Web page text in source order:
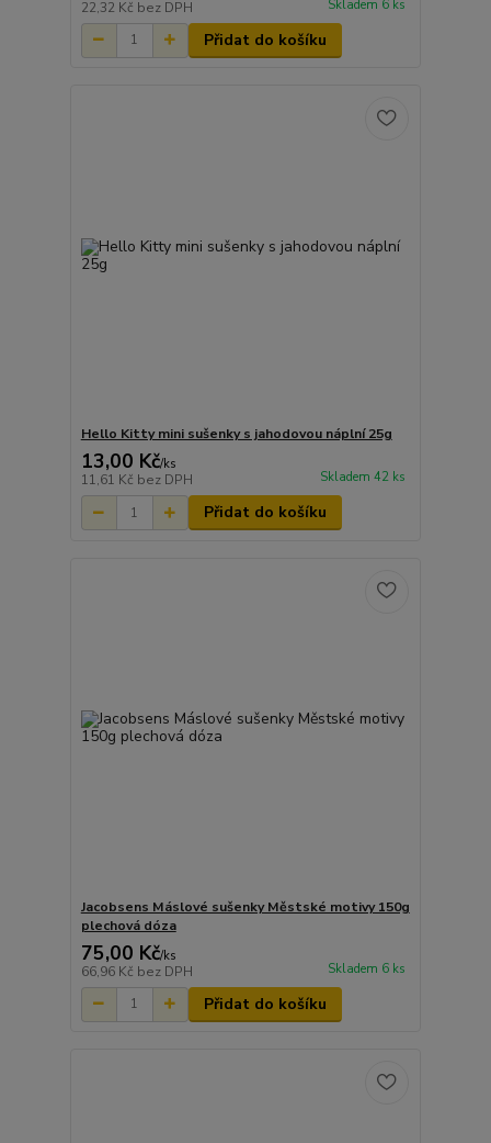
22,32 Kč bez DPH Skladem 6 ks
Přidat do košíku
Hello Kitty mini sušenky s jahodovou náplní 25g
13,00 Kč/ks
11,61 Kč bez DPH Skladem 42 ks
Přidat do košíku
Jacobsens Máslové sušenky Městské motivy 150g
plechová dóza
75,00 Kč/ks
66,96 Kč bez DPH Skladem 6 ks
Přidat do košíku